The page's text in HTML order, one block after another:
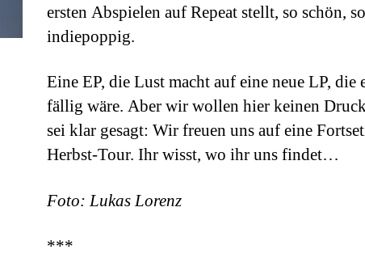
ersten Abspielen auf Repeat stellt, so schön,
indiepoppig.
Eine EP, die Lust macht auf eine neue LP,
fällig wäre. Aber wir wollen hier keinen
sei klar gesagt: Wir freuen uns auf eine
Herbst-Tour. Ihr wisst, wo ihr uns findet…
Foto: Lukas Lorenz
***